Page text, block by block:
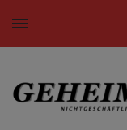
Nichtgeschäftliche